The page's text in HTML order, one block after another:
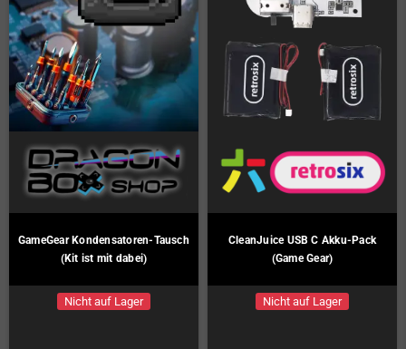
GameGear Kondensatoren-Tausch
(Kit ist mit dabei)
Nicht auf Lager
CleanJuice USB C Akku-Pack
(Game Gear)
Nicht auf Lager